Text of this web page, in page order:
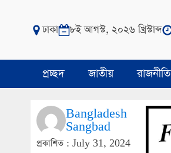
ঢাকা ৮ই আগস্ট, ২০২৬ খ্রিস্টাব্দ
প্রচ্ছদ জাতীয় রাজনীতি
Bangladesh
Sangbad
প্রকাশিত : July 31, 2024